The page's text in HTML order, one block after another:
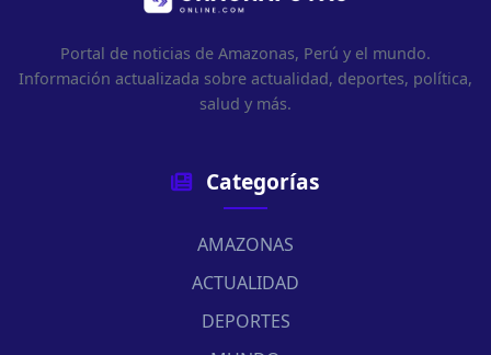
Portal de noticias de Amazonas, Perú y el mundo.
Información actualizada sobre actualidad, deportes, política,
salud y más.
Categorías
AMAZONAS
ACTUALIDAD
DEPORTES